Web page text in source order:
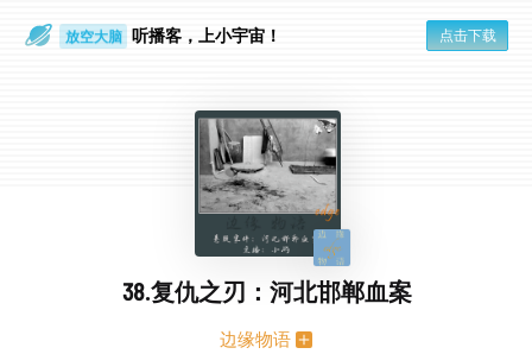
放空大脑 听播客，上小宇宙！ 点击下载
38.复仇之刃：河北邯郸血案
边缘物语